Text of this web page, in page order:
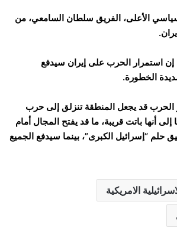
الأعلى، الفريق سلطان السامعي، من
استمرار الحرب على إيران سيدفع
الخطورة.
الحرب قد يجعل المنطقة تنزلق إلى حرب
أنها باتت قريبة، ما قد يفتح المجال أمام
حلم “إسرائيل الكبرى”، بينما سيدفع الجميع
الامريكية